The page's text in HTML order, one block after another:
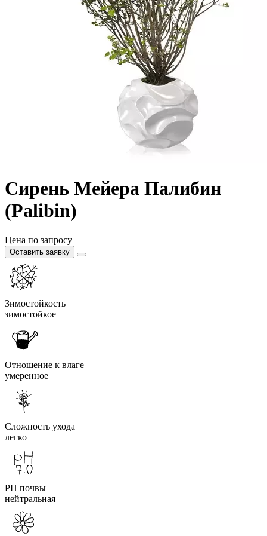
Сирень Мейера Палибин
(Palibin)
Цена по запросу
Оставить заявку
Зимостойкость
зимостойкое
Отношение к влаге
умеренное
Сложность ухода
легко
PH почвы
нейтральная